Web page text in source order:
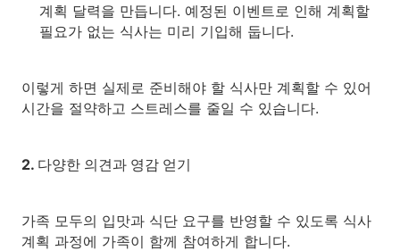
계획 달력을 만듭니다. 예정된 이벤트로 인해 계획할
필요가 없는 식사는 미리 기입해 둡니다.
이렇게 하면 실제로 준비해야 할 식사만 계획할 수 있어
시간을 절약하고 스트레스를 줄일 수 있습니다.
2. 다양한 의견과 영감 얻기
가족 모두의 입맛과 식단 요구를 반영할 수 있도록 식사
계획 과정에 가족이 함께 참여하게 합니다.